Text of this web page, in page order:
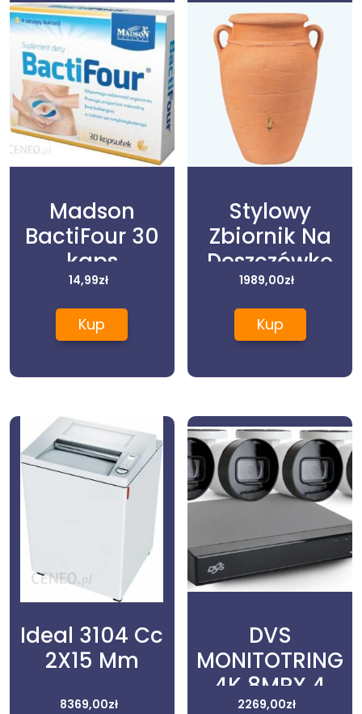
Madson
BactiFour 30
kaps
14,99zł
Kup
Stylowy
Zbiornik Na
Deszczówkę
Poj. 360L
Antique
Amphora
1989,00zł
Kup
Ideal 3104 Cc
2X15 Mm
8369,00zł
DVS
MONITOTRING
4K 8MPX 4
2269,00zł